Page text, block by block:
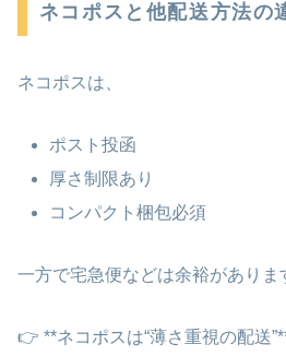
ネコポスと他配送方法の
ネコポス は、
ポスト投函
厚さ制限あり
コンパクト梱包必須
一方で宅急便などは余裕がありま
👉 **ネコポスは“薄さ重視の配送